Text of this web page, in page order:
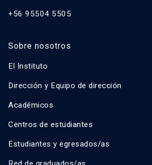
+56 95504 5505
Sobre nosotros
El Instituto
Dirección y Equipo de dirección
Académicos
Centros de estudiantes
Estudiantes y egresados/as